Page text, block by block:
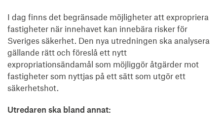
I dag finns det begränsade möjligheter att expropriera
fastigheter när innehavet kan innebära risker för
Sveriges säkerhet. Den nya utredningen ska analysera
gällande rätt och föreslå ett nytt
expropriationsändamål som möjliggör åtgärder mot
fastigheter som nyttjas på ett sätt som utgör ett
säkerhetshot.
Utredaren ska bland annat: